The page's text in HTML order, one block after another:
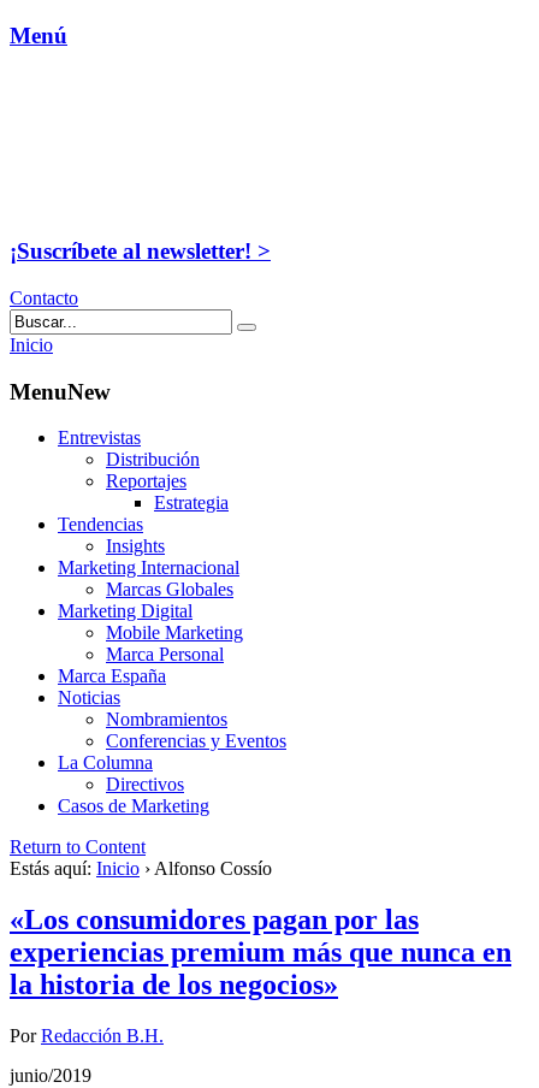
Menú
¡Suscríbete al newsletter! >
Contacto
Inicio
MenuNew
Entrevistas
Distribución
Reportajes
Estrategia
Tendencias
Insights
Marketing Internacional
Marcas Globales
Marketing Digital
Mobile Marketing
Marca Personal
Marca España
Noticias
Nombramientos
Conferencias y Eventos
La Columna
Directivos
Casos de Marketing
Return to Content
Estás aquí: Inicio › Alfonso Cossío
«Los consumidores pagan por las
experiencias premium más que nunca en
la historia de los negocios»
PorRedacción B.H.
junio/2019